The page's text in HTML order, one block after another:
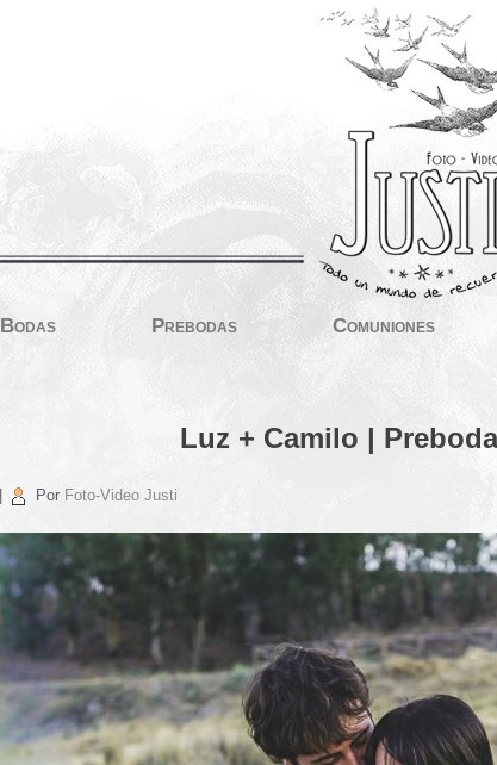
Bodas Prebodas Comuniones
Luz + Camilo |
Por Foto-Video Justi